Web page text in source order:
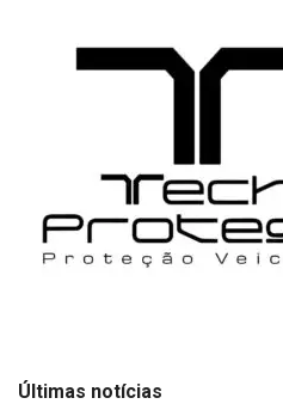
Últimas notícias